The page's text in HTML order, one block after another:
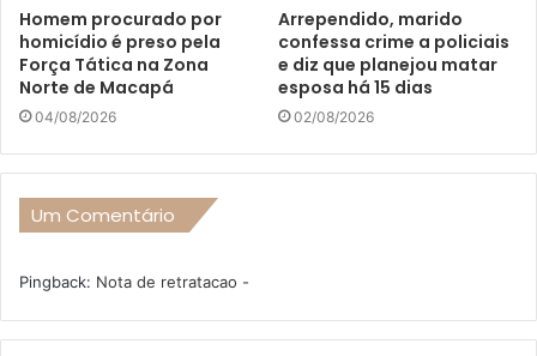
Homem procurado por
homicídio é preso pela
Força Tática na Zona
Norte de Macapá
04/08/2026
Arrependido, marido
confessa crime a policiais
e diz que planejou matar
esposa há 15 dias
02/08/2026
Um Comentário
Pingback: Nota de retratacao -